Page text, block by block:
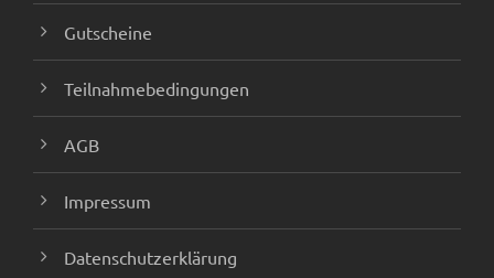
Gutscheine
Teilnahmebedingungen
AGB
Impressum
Datenschutzerklärung